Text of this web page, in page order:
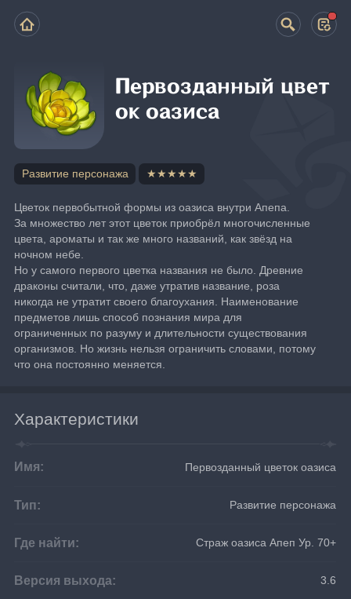
Первозданный цвет
ок оазиса
Развитие персонажа ★★★★★
Цветок первобытной формы из оазиса внутри Апепа.
За множество лет этот цветок приобрёл многочисленные
цвета, ароматы и так же много названий, как звёзд на
ночном небе.
Но у самого первого цветка названия не было. Древние
драконы считали, что, даже утратив название, роза
никогда не утратит своего благоухания. Наименование
предметов лишь способ познания мира для
ограниченных по разуму и длительности существования
организмов. Но жизнь нельзя ограничить словами, потому
что она постоянно меняется.
Характеристики
Имя: Первозданный цветок оазиса
Тип: Развитие персонажа
Где найти: Страж оазиса Апеп Ур. 70+
Версия выхода: 3.6